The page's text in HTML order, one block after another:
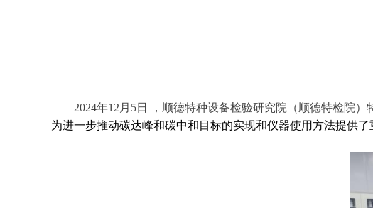
2024年12月5日 ，顺德特种设备检验研究院（顺德特检院）
为进一步推动碳达峰和碳中和目标的实现和仪器使用方法提供了